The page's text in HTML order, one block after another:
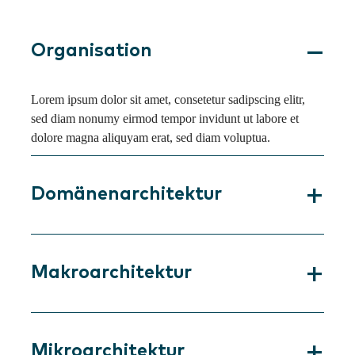
Organisation
Lorem ipsum dolor sit amet, consetetur sadipscing elitr,
sed diam nonumy eirmod tempor invidunt ut labore et
dolore magna aliquyam erat, sed diam voluptua.
Domänenarchitektur
Makroarchitektur